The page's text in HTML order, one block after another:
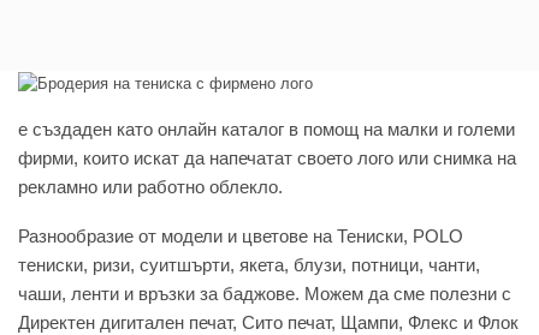
e създаден като онлайн каталог в помощ на малки и големи
фирми, които искат да напечатат своето лого или снимка на
рекламно или работно облекло.
Разнообразие от модели и цветове на Тениски, POLO
тениски, ризи, суитшърти, якета, блузи, потници, чанти,
чаши, ленти и връзки за баджове. Можем да сме полезни с
Директен дигитален печат, Сито печат, Щампи, Флекс и Флок